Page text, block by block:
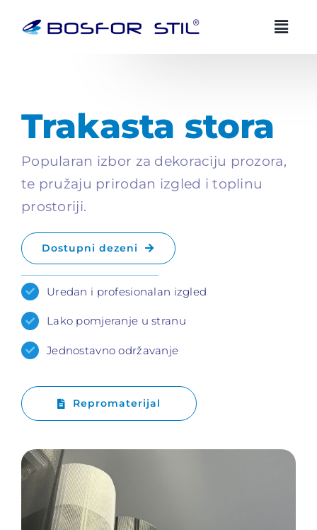
Zdravo! Ja sam Bosfor Stil AI savjetnik.
Kako vam mogu pomoci?
18:45
Trakasta stora
Popularan izbor za dekoraciju prozora,
te pružaju prirodan izgled i toplinu
prostoriji.
Dostupni dezeni
Uredan i profesionalan izgled
Lako pomjeranje u stranu
Jednostavno održavanje
Repromaterijal